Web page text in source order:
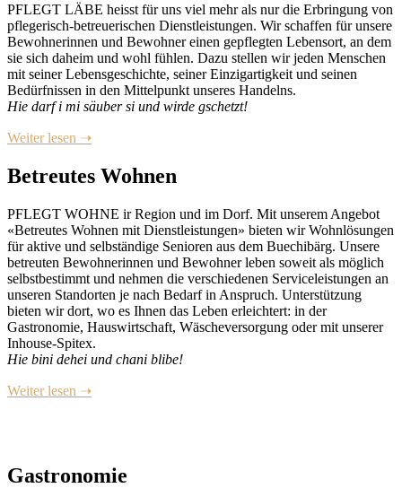
PFLEGT LÄBE heisst für uns viel mehr als nur die Erbringung von
pflegerisch-betreuerischen Dienstleistungen. Wir schaffen für unsere
Bewohnerinnen und Bewohner einen gepflegten Lebensort, an dem
sie sich daheim und wohl fühlen. Dazu stellen wir jeden Menschen
mit seiner Lebensgeschichte, seiner Einzigartigkeit und seinen
Bedürfnissen in den Mittelpunkt unseres Handelns.
Hie darf i mi säuber si und wirde gschetzt!
Weiter lesen ➝
Betreutes Wohnen
PFLEGT WOHNE ir Region und im Dorf. Mit unserem Angebot
«Betreutes Wohnen mit Dienstleistungen» bieten wir Wohnlösungen
für aktive und selbständige Senioren aus dem Buechibärg. Unsere
betreuten Bewohnerinnen und Bewohner leben soweit als möglich
selbstbestimmt und nehmen die verschiedenen Serviceleistungen an
unseren Standorten je nach Bedarf in Anspruch. Unterstützung
bieten wir dort, wo es Ihnen das Leben erleichtert: in der
Gastronomie, Hauswirtschaft, Wäscheversorgung oder mit unserer
Inhouse-Spitex.
Hie bini dehei und chani blibe!
Weiter lesen ➝
Gastronomie